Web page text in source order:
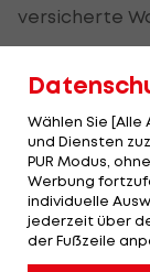
versicherte
Open gehen
British Open.
kleineren
sei offen. In
dritten Mal
"Ich hoffe,
Wählen Sie
und Diensten
PUR Modus,
Werbung
individuelle
jederzeit über
der Fußzeile